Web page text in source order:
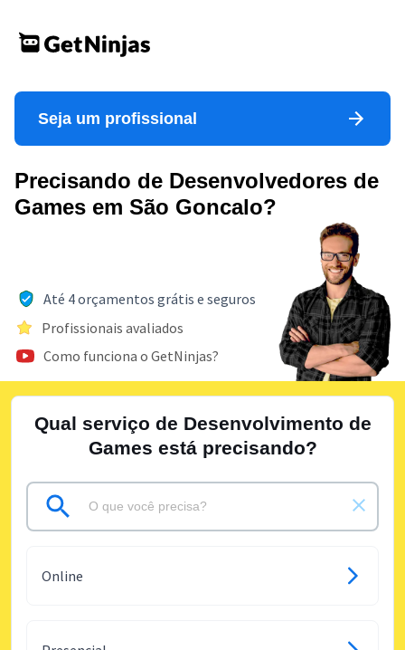
Seja um profissional
Precisando de Desenvolvedores de
Games em São Goncalo?
Até 4 orçamentos grátis e seguros
Profissionais avaliados
Como funciona o GetNinjas?
Qual serviço de Desenvolvimento de
Games está precisando?
Online